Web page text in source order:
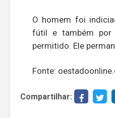
O homem foi
fútil e também
permitido. Ele
Fonte:
Compartilhar: